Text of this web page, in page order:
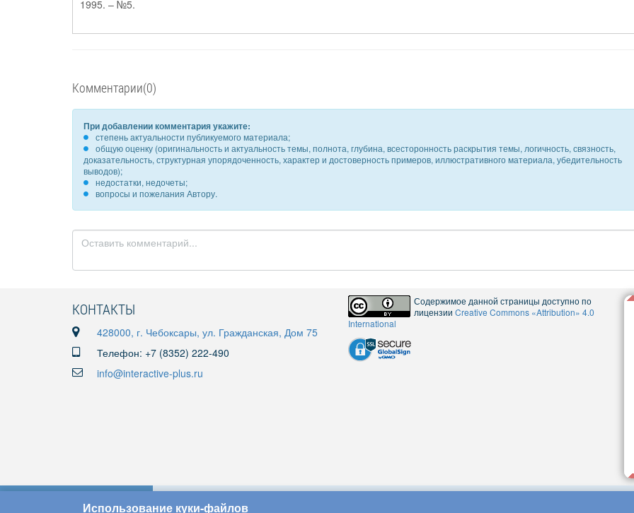
1995. – №5.
Комментарии(0)
При добавлении комментария укажите:
степень актуальности публикуемого материала;
общую оценку (оригинальность и актуальность темы, полнота, глубина, всесторонность раскрытия темы, логичность, связность,
доказательность, структурная упорядоченность, характер и достоверность примеров, иллюстративного материала, убедительность
выводов);
недостатки, недочеты;
вопросы и пожелания Автору.
КОНТАКТЫ
428000, г. Чебоксары, ул. Гражданская, Дом 75
Телефон: +7 (8352) 222-490
info@interactive-plus.ru
Содержимое данной страницы доступно по
лицензии Creative Commons «Attribution» 4.0
International
Использование куки-файлов